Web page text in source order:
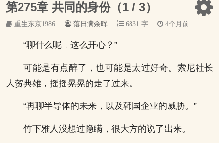
第275章 共同的身份（1 / 3）
重生东京1986 落日满余晖 6831 字 4个月前
“聊什么呢，这么开心？”
可能是有点醉了，也可能是太过好奇。索尼社长
大贺典雄，摇摇晃晃的走了过来。
“再聊半导体的未来，以及韩国企业的威胁。”
竹下雅人没想过隐瞒，很大方的说了出来。